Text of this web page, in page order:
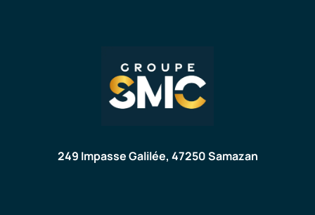
249 Impasse Galilée, 47250 Samazan